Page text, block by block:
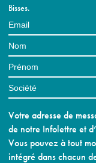
Bisses.
Votre adresse de
de notre Infolettre et
Vous pouvez à tout
intégré dans chacun